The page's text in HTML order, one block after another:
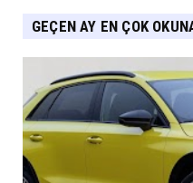
GEÇEN AY EN ÇOK